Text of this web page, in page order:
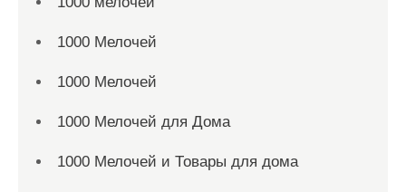
1000 Мелочей
1000 Мелочей
1000 Мелочей для Дома
1000 Мелочей и Товары для дома